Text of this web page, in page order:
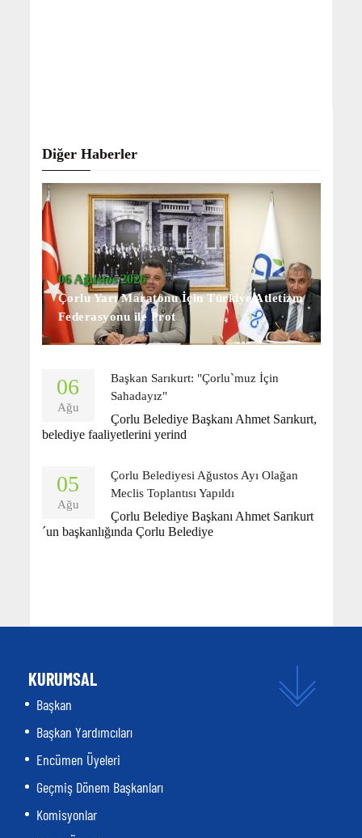
Diğer Haberler
06 Ağustos 2026
Çorlu Yarı Maratonu İçin Türkiye Atletizm
Federasyonu ile Prot
06
Ağu
Başkan Sarıkurt: "Çorlu`muz İçin
Sahadayız"
Çorlu Belediye Başkanı Ahmet Sarıkurt,
belediye faaliyetlerini yerind
05
Ağu
Çorlu Belediyesi Ağustos Ayı Olağan
Meclis Toplantısı Yapıldı
Çorlu Belediye Başkanı Ahmet Sarıkurt
´un başkanlığında Çorlu Belediye
KURUMSAL
Başkan
Başkan Yardımcıları
Encümen Üyeleri
Geçmiş Dönem Başkanları
Komisyonlar